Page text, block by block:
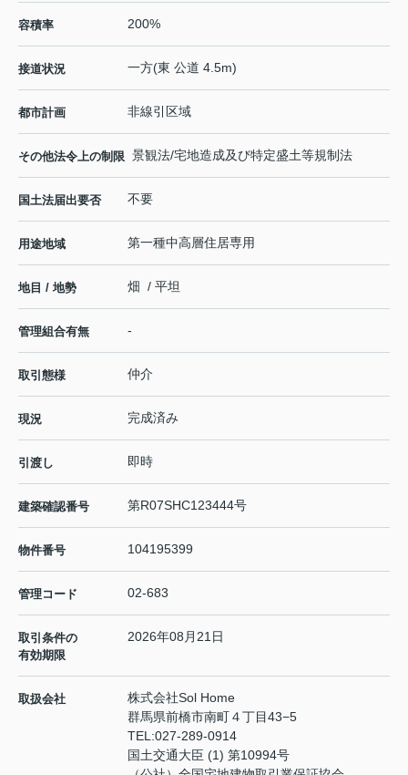
容積率 200%
接道状況 一方(東 公道 4.5m)
都市計画 非線引区域
その他法令上の制限 景観法/宅地造成及び特定盛土等規制法
国土法届出要否 不要
用途地域 第一種中高層住居専用
地目 / 地勢 畑 / 平坦
管理組合有無 -
取引態様 仲介
現況 完成済み
引渡し 即時
建築確認番号 第R07SHC123444号
物件番号 104195399
管理コード 02-683
取引条件の
有効期限
2026年08月21日
取扱会社
株式会社Sol Home
群馬県前橋市南町４丁目43−5
TEL:027-289-0914
国土交通大臣 (1) 第10994号